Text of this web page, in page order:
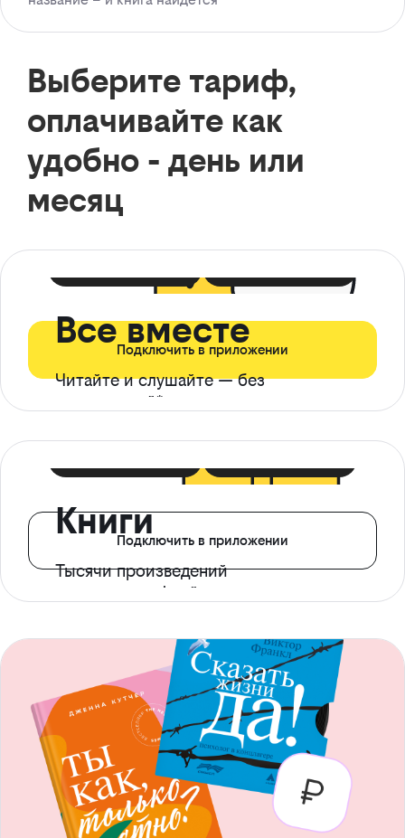
Выберите тариф,
оплачивайте как
удобно - день или
месяц
Все вместе
Читайте и слушайте — без
ограничений*
Подключить в приложении
Книги
Тысячи произведений
с доступом офлайн
Подключить в приложении